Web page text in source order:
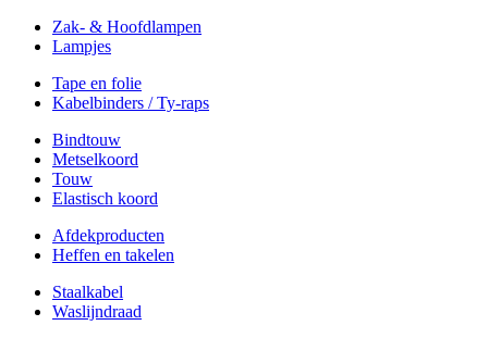
Zak- & Hoofdlampen
Lampjes
Tape en folie
Kabelbinders / Ty-raps
Bindtouw
Metselkoord
Touw
Elastisch koord
Afdekproducten
Heffen en takelen
Staalkabel
Waslijndraad